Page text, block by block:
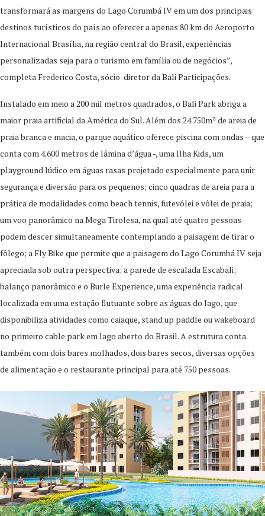
transformará as margens do Lago Corumbá IV em um dos principais
destinos turísticos do país ao oferecer a apenas 80 km do Aeroporto
Internacional Brasília, na região central do Brasil, experiências
personalizadas seja para o turismo em família ou de negócios”,
completa Frederico Costa, sócio-diretor da Bali Participações.
Instalado em meio a 200 mil metros quadrados, o Bali Park abriga a
maior praia artificial da América do Sul. Além dos 24.750m² de areia de
praia branca e macia, o parque aquático oferece piscina com ondas – que
conta com 4.600 metros de lâmina d’água -, uma Ilha Kids, um
playground lúdico em águas rasas projetado especialmente para unir
segurança e diversão para os pequenos; cinco quadras de areia para a
prática de modalidades como beach tennis, futevôlei e vôlei de praia;
um voo panorâmico na Mega Tirolesa, na qual até quatro pessoas
podem descer simultaneamente contemplando a paisagem de tirar o
fôlego; a Fly Bike que permite que a paisagem do Lago Corumbá IV seja
apreciada sob outra perspectiva; a parede de escalada Escabali;
balanço panorâmico e o Burle Experience, uma experiência radical
localizada em uma estação flutuante sobre as águas do lago, que
disponibiliza atividades como caiaque, stand up paddle ou wakeboard
no primeiro cable park em lago aberto do Brasil. A estrutura conta
também com dois bares molhados, dois bares secos, diversas opções
de alimentação e o restaurante principal para até 750 pessoas.